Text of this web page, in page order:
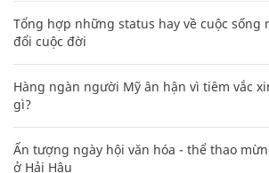
Tổng hợp những status hay về cuộc sống
đổi cuộc đời
Hàng ngàn người Mỹ ân hận vì tiêm vắc
gì?
Ấn tượng ngày hội văn hóa - thể thao
ở Hải Hậu